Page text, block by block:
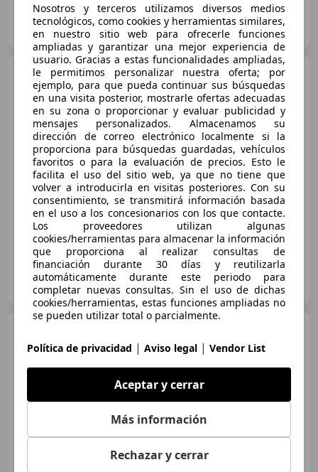
PRIETO AUTOMOVILES
ES-13170 MIGUELTURRA
Toyota C-HR125H Advance
€ 21.990 1
Precio justo
10/2021 56.910 km
Electro/Gasolina
90 kW (122 CV)
STELLANTIS & YOU ALMERÍA
ES-04009 ALMERIA
€ 23.220
Sin comparación
Nosotros y terceros utilizamos diversos medios
tecnológicos, como cookies y herramientas similares,
en nuestro sitio web para ofrecerle funciones
ampliadas y garantizar una mejor experiencia de
usuario. Gracias a estas funcionalidades ampliadas,
le permitimos personalizar nuestra oferta; por
ejemplo, para que pueda continuar sus búsquedas
en una visita posterior, mostrarle ofertas adecuadas
en su zona o proporcionar y evaluar publicidad y
mensajes personalizados. Almacenamos su
dirección de correo electrónico localmente si la
proporciona para búsquedas guardadas, vehículos
favoritos o para la evaluación de precios. Esto le
facilita el uso del sitio web, ya que no tiene que
volver a introducirla en visitas posteriores. Con su
consentimiento, se transmitirá información basada
en el uso a los concesionarios con los que contacte.
Los proveedores utilizan algunas
cookies/herramientas para almacenar la información
que proporciona al realizar consultas de
financiación durante 30 días y reutilizarla
automáticamente durante este periodo para
completar nuevas consultas. Sin el uso de dichas
cookies/herramientas, estas funciones ampliadas no
se pueden utilizar total o parcialmente.
Política de privacidad | Aviso legal | Vendor List
Aceptar y cerrar
Más información
Rechazar y cerrar